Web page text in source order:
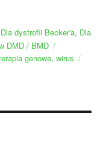
Kategorie
Dla dystrofii Becker'a, Dla
DMD / BMD
genowa,wirus